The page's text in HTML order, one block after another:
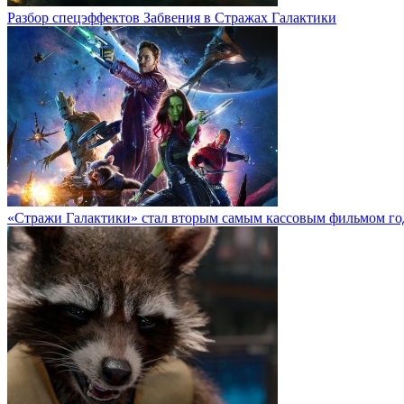
Разбор спецэффектов Забвения в Стражах Галактики
«Стражи Галактики» стал вторым самым кассовым фильмом